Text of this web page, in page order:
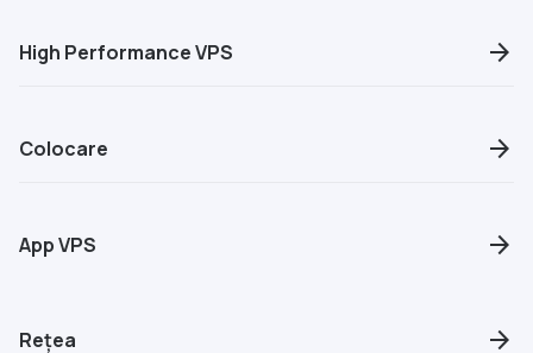
High PerformanceVPS arrow_forward
Colocare arrow_forward
App VPS arrow_forward
Rețea arrow_forward